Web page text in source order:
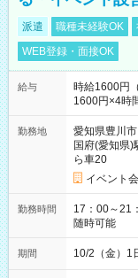
派遣 職種未経験OK
WEB登録・面接OK
給与
時給1600円
1600円×4時
勤務地
愛知県豊川市
国府(愛知県)
ら車20
イベント
勤務時間
17：00～21：00（実働4
随時可能
期間 10/2（金）1